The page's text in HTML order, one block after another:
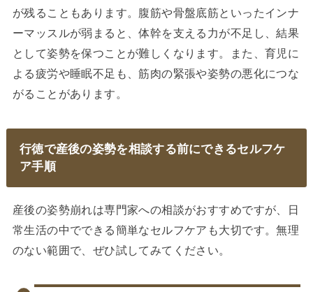
が残ることもあります。腹筋や骨盤底筋といったインナ
ーマッスルが弱まると、体幹を支える力が不足し、結果
として姿勢を保つことが難しくなります。また、育児に
よる疲労や睡眠不足も、筋肉の緊張や姿勢の悪化につな
がることがあります。
行徳で産後の姿勢を相談する前にできるセルフケ
ア手順
産後の姿勢崩れは専門家への相談がおすすめですが、日
常生活の中でできる簡単なセルフケアも大切です。無理
のない範囲で、ぜひ試してみてください。